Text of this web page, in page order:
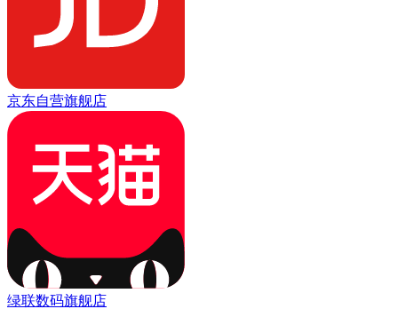
京东自营旗舰店
绿联数码旗舰店